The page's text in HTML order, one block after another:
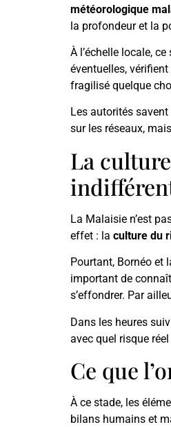
météorologique
la profondeur et la
À l’échelle locale,
éventuelles,
fragilisé quelque
Les autorités
sur les réseaux,
La
La Malaisie n’est
effet : la culture du
Pourtant, Bornéo et
important de
s’effondrer. Par
Dans les heures
avec quel risque
Ce que
À ce stade, les
bilans humains et